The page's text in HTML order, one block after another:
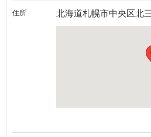
住所 北海道札幌市中央区北